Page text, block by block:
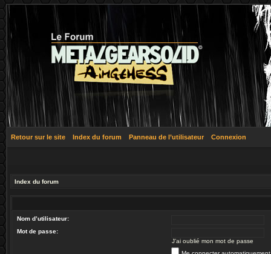
Retour sur le site Index du forum Panneau de l’utilisateur Connexion
Index du forum
Nom d’utilisateur:
Mot de passe:
J’ai oublié mon mot de passe